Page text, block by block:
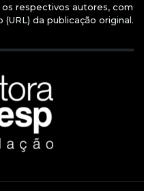
os respectivos autores, com
da publicação original.